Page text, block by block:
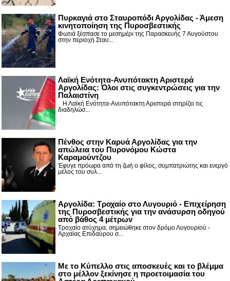
Πυρκαγιά στο Σταυροπόδι Αργολίδας - Άμεση
κινητοποίηση της Πυροσβεστικής
Φωτιά ξέσπασε το μεσημέρι της Παρασκευής 7 Αυγούστου
στην περιοχή Σταυ...
Λαϊκή Ενότητα-Ανυπότακτη Αριστερά
Αργολίδας: Όλοι στις συγκεντρώσεις για την
Παλαιστίνη
Η Λαϊκή Ενότητα-Ανυπότακτη Αριστερά στηρίζει τις
διαδηλώσ...
Πένθος στην Καρυά Αργολίδας για την
απώλεια του Πυρονόμου Κώστα
Καραμούντζου
Έφυγε πρόωρα από τη ζωή ο φίλος, συμπατριώτης και ενεργό
μέλος του συλ...
Αργολίδα: Τροχαίο στο Λυγουριό - Επιχείρηση
της Πυροσβεστικής για την ανάσυρση οδηγού
από βάθος 4 μέτρων
Τροχαίο ατύχημα, σημειώθηκε στον δρόμο Λυγουριού -
Αρχαίας Επιδαύρου σ...
Με το Κύπελλο στις αποσκευές και το βλέμμα
στο μέλλον ξεκίνησε η προετοιμασία του